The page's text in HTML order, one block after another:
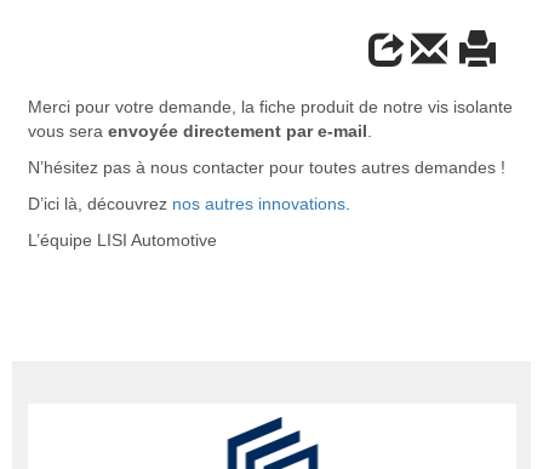
Merci pour votre demande, la fiche produit de notre vis isolante
vous sera envoyée directement par e-mail
N’hésitez pas à nous contacter pour toutes autres demandes !
D’ici là, découvrez nos autres innovations
L’équipe LISI Automotive